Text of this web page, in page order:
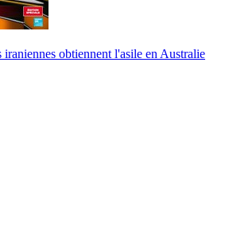
obtiennent l'asile en Australie